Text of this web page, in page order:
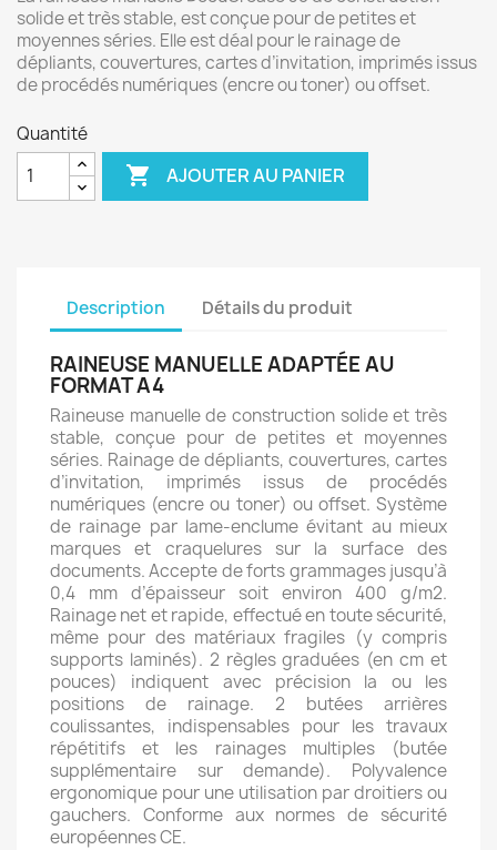
solide et très stable, est conçue pour de petites et
moyennes séries. Elle est déal pour le rainage de
dépliants, couvertures, cartes d’invitation, imprimés issus
de procédés numériques (encre ou toner) ou offset.
Quantité
 AJOUTER AU PANIER
Description Détails du produit
RAINEUSE MANUELLE ADAPTÉE AU
FORMAT A4
Raineuse manuelle de construction solide et très
stable, conçue pour de petites et moyennes
séries. Rainage de dépliants, couvertures, cartes
d’invitation, imprimés issus de procédés
numériques (encre ou toner) ou offset. Système
de rainage par lame-enclume évitant au mieux
marques et craquelures sur la surface des
documents. Accepte de forts grammages jusqu’à
0,4 mm d’épaisseur soit environ 400 g/m2.
Rainage net et rapide, effectué en toute sécurité,
même pour des matériaux fragiles (y compris
supports laminés). 2 règles graduées (en cm et
pouces) indiquent avec précision la ou les
positions de rainage. 2 butées arrières
coulissantes, indispensables pour les travaux
répétitifs et les rainages multiples (butée
supplémentaire sur demande). Polyvalence
ergonomique pour une utilisation par droitiers ou
gauchers. Conforme aux normes de sécurité
européennes CE.